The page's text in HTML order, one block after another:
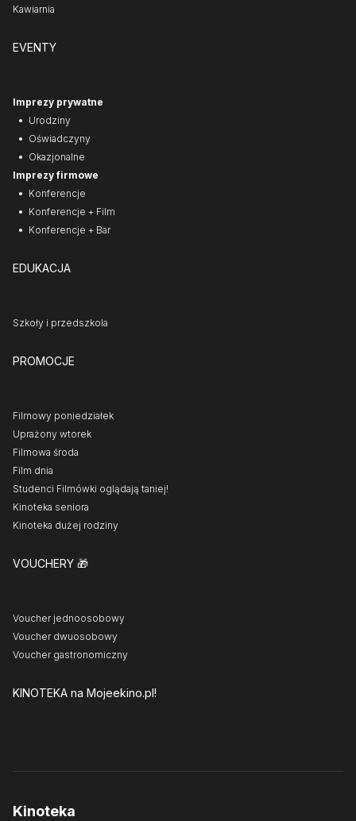
Kawiarnia
EVENTY
Imprezy prywatne
Urodziny
Oświadczyny
Okazjonalne
Imprezy firmowe
Konferencje
Konferencje + Film
Konferencje + Bar
EDUKACJA
Szkoły i przedszkola
PROMOCJE
Filmowy poniedziałek
Uprażony wtorek
Filmowa środa
Film dnia
Studenci Filmówki oglądają taniej!
Kinoteka seniora
Kinoteka dużej rodziny
VOUCHERY 🎁
Voucher jednoosobowy
Voucher dwuosobowy
Voucher gastronomiczny
KINOTEKA na Mojeekino.pl!
Kinoteka